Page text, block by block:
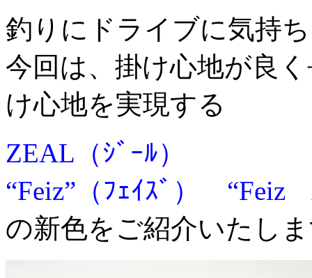
釣りにドライブに気持
今回は、掛け心地が良
け心地を実現する
ZEAL（ｼﾞｰﾙ）
“Feiz”（ﾌｪｲｽﾞ） “Feiz
の新色をご紹介いたし